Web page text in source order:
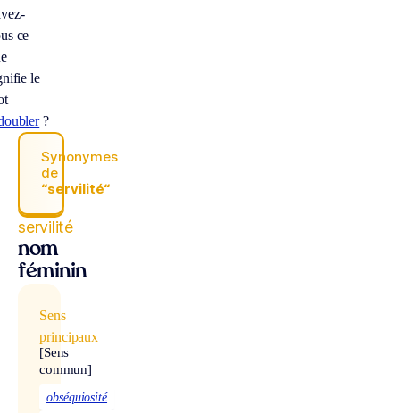
ce
le
?
Synonymes
de
“servilité“
servilité
nom
féminin
Sens
principaux
[Sens
commun]
obséquiosité